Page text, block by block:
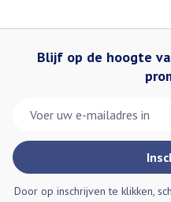
Blijf op de hoogte
Door op inschrijven te klikken,